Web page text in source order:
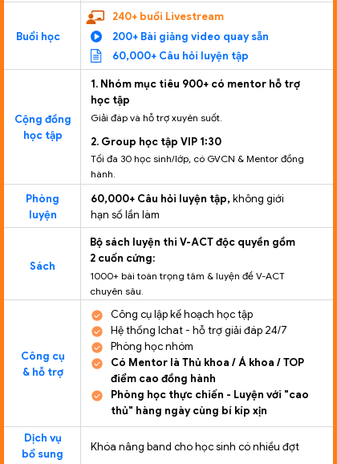
1. Nhóm mục tiêu 900+ có mentor hỗ trợ
học tập
Giải đáp và hỗ trợ xuyên suốt.
2. Group học tập VIP 1:30
Tối đa 30 học sinh/lớp, có GVCN & Mentor đồng
hành.
Cộng đồng
học tập
60,000+ Câu hỏi luyện tập,không giới
hạn số lần làm
Phòng
luyện
Công cụ lập kế hoạch học tập
Hệ thống Ichat - hỗ trợ giải đáp 24/7
Phòng học nhóm
Có Mentor là Thủ khoa / Á khoa / TOP
điểm cao đồng hành
Phòng học thực chiến - Luyện với "cao
thủ" hàng ngày cùng bí kíp xịn
Công cụ
& hỗ trợ
Dịch vụ
bổ sung
Khóa nâng band cho học sinh có nhiều đợt
Buổi học 200+ Bài giảng video quay sẵn
240+ buổi Livestream
60,000+ Câu hỏi luyện tập
Sách
Bộ sách luyện thi V-ACT độc quyền gồm
2 cuốn cứng:
1000+ bài toán trọng tâm & luyện đề V-ACT
chuyên sâu.